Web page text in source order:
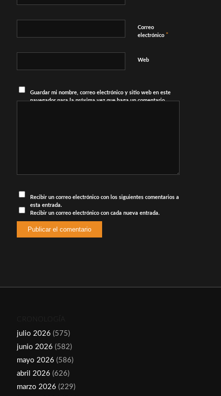
Correo
electrónico *
Web
Guardar mi nombre, correo electrónico y sitio web en este
navegador para la próxima vez que haga un comentario.
Recibir un correo electrónico con los siguientes comentarios a
esta entrada.
Recibir un correo electrónico con cada nueva entrada.
CRONOLOGÍA
julio 2026 (575)
junio 2026 (582)
mayo 2026 (586)
abril 2026 (626)
marzo 2026 (229)